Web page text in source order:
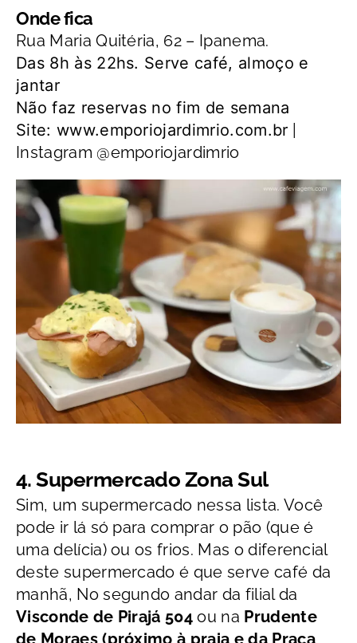
Onde fica
Rua Maria Quitéria, 62 – Ipanema.
Das 8h às 22hs. Serve café, almoço e
jantar
Não faz reservas no fim de semana
Site: www.emporiojardimrio.com.br
Instagram @emporiojardimrio
4. Supermercado Zona Sul
Sim, um supermercado nessa lista. Você
pode ir lá só para comprar o pão (que é
uma delícia) ou os frios. Mas o diferencial
deste supermercado é que serve café da
manhã, No segundo andar da filial da
Visconde de Pirajá 504 ou na Prudente
de Moraes (próximo à praia e da Praça